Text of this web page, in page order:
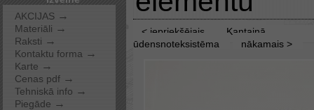
AKCIJAS →
Materiāli →
Raksti →
Kontaktu forma →
Karte →
Cenas pdf →
Tehniskā info →
Piegāde →
< iepriekšējais
Kantainā
ūdensnoteksistēma
nākamais >